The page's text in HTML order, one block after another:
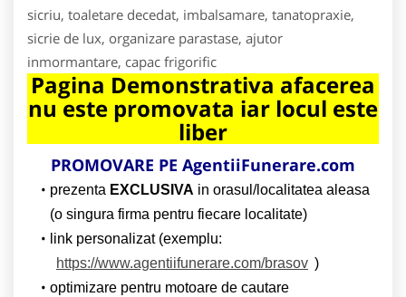
sicriu, toaletare decedat, imbalsamare, tanatopraxie,
sicrie de lux, organizare parastase, ajutor
inmormantare, capac frigorific
Pagina Demonstrativa afacerea
nu este promovata iar locul este
liber
PROMOVARE PE AgentiiFunerare.com
prezenta EXCLUSIVA in orasul/localitatea aleasa
(o singura firma pentru fiecare localitate)
link personalizat (exemplu:
https://www.agentiifunerare.com/brasov )
optimizare pentru motoare de cautare